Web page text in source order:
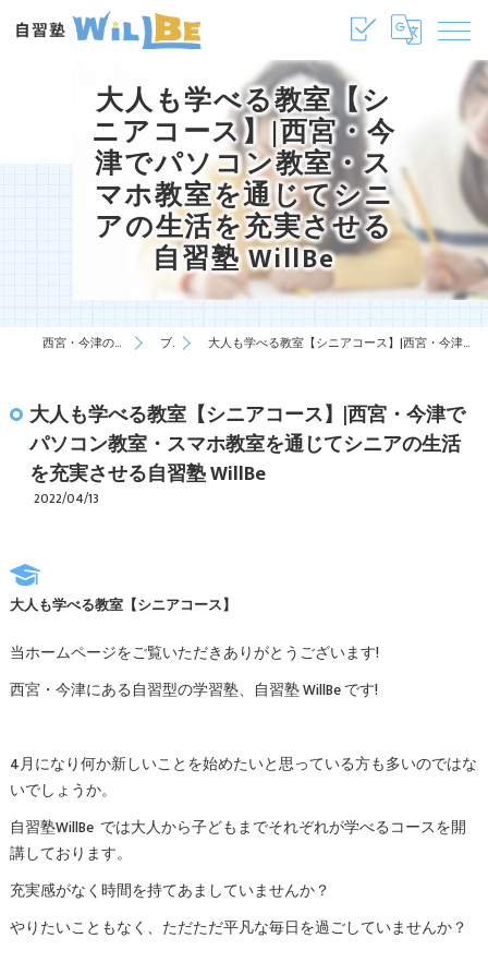
大人も学べる教室【シ
ニアコース】|西宮・今
津でパソコン教室・ス
マホ教室を通じてシニ
アの生活を充実させる
自習塾 WillBe
西宮・今津の塾・学習塾は自習塾WillBe ブログ 大人も学べる教室【シニアコース】|西宮・今津でパソコン教室・スマホ教室を通じてシニアの生活を充実させる自習塾 WillBe
大人も学べる教室【シニアコース】|西宮・今津で
パソコン教室・スマホ教室を通じてシニアの生活
を充実させる自習塾 WillBe
2022/04/13
大人も学べる教室【シニアコース】
当ホームページをご覧いただきありがとうございます!
西宮・今津にある自習型の学習塾、自習塾 WillBe です!
4月になり何か新しいことを始めたいと思っている方も多いのではな
いでしょうか。
自習塾WillBe では大人から子どもまでそれぞれが学べるコースを開
講しております。
充実感がなく時間を持てあましていませんか？
やりたいこともなく、ただただ平凡な毎日を過ごしていませんか？